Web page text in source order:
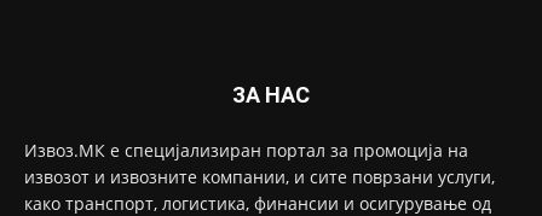
ЗА НАС
Извоз.МК е специјализиран портал за промоција на
извозот и извозните компании, и сите поврзани услуги,
како транспорт, логистика, финансии и осигурување од